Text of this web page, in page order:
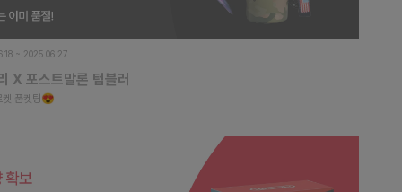
~ 2025.06.27
X 포스트말론 텀블러
품켓팅😍